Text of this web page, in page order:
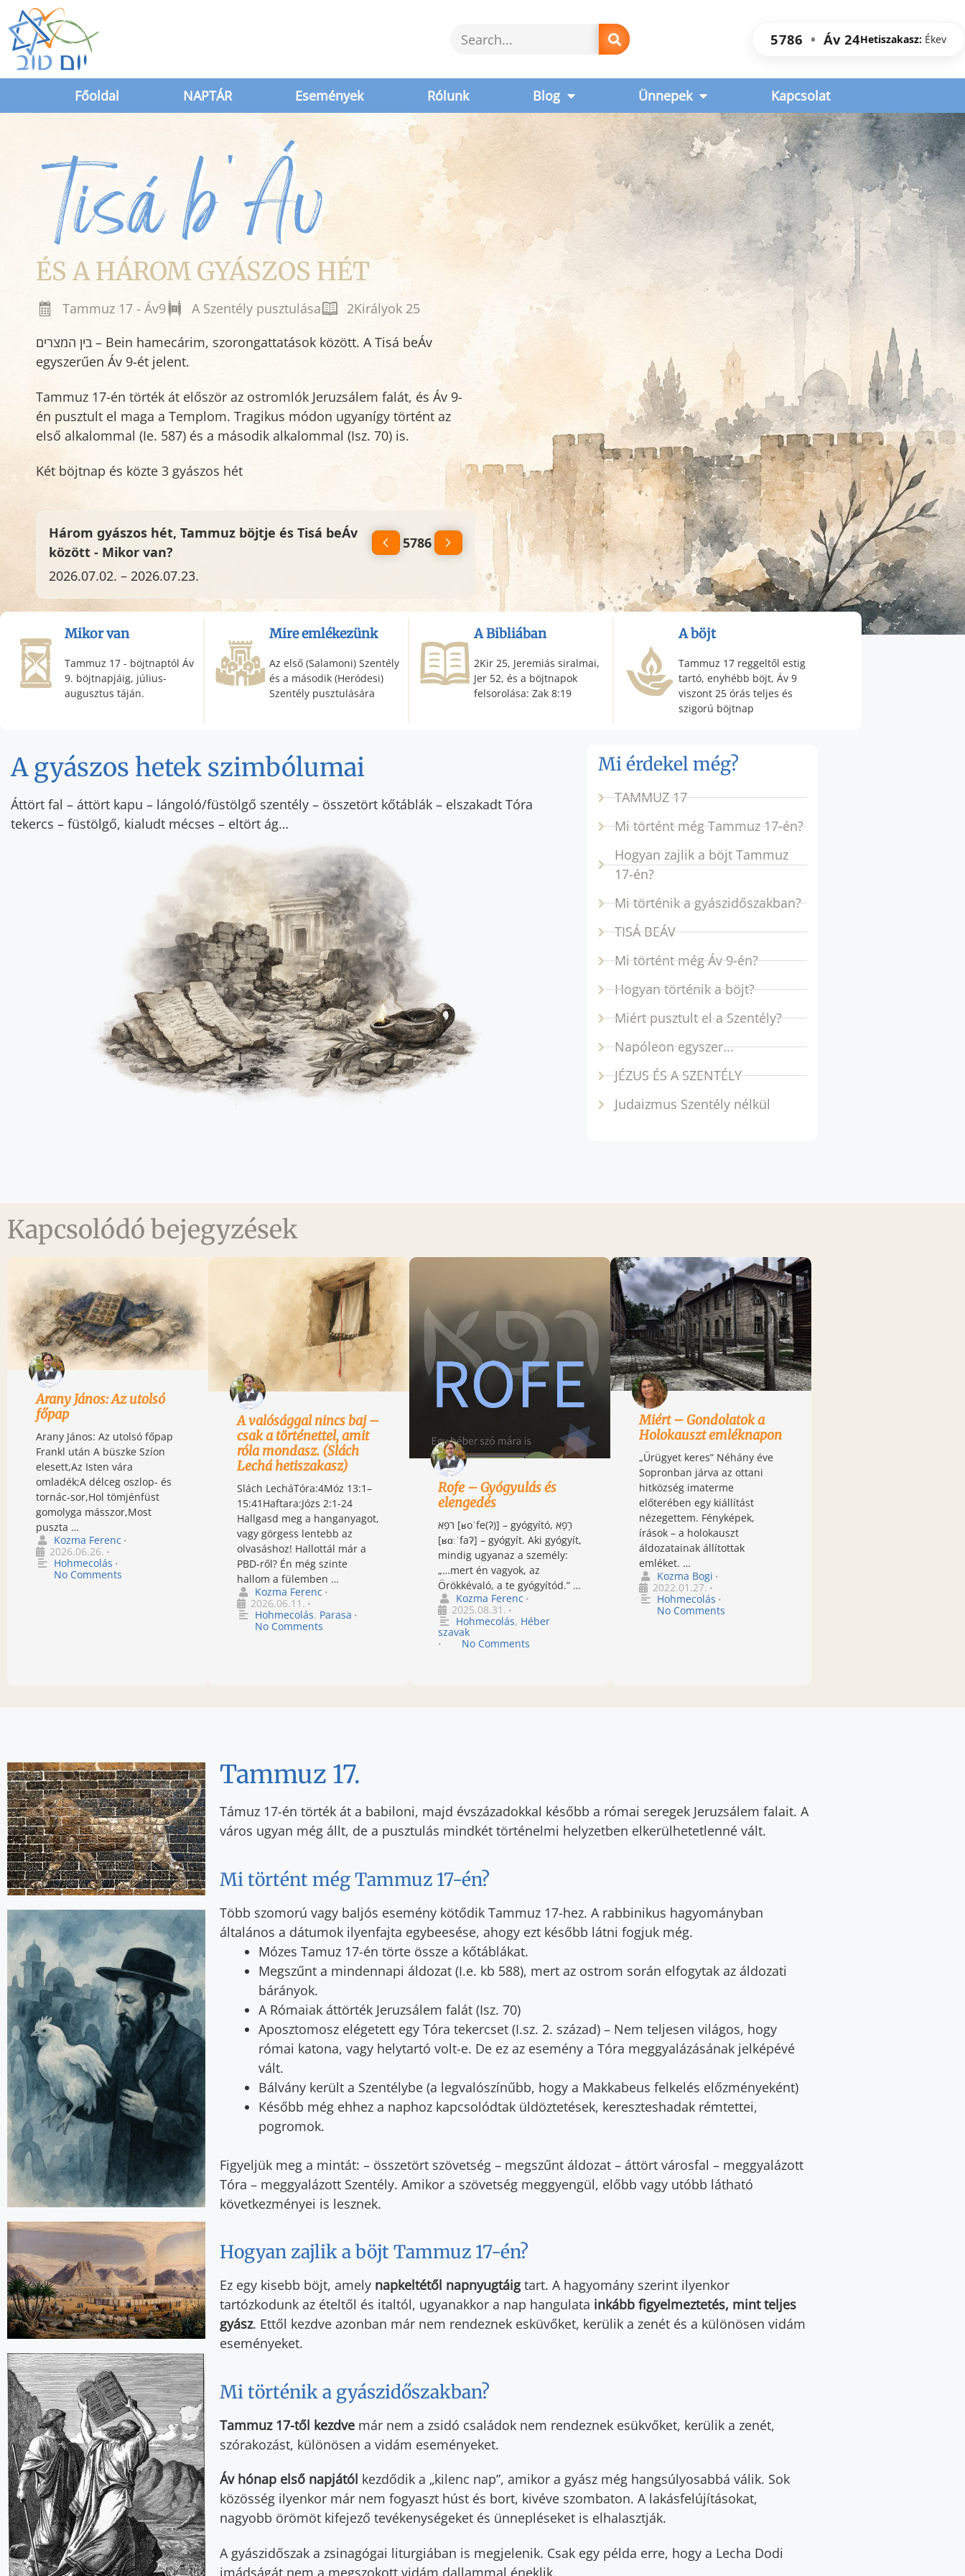
5786 • Áv 24Hetiszakasz: Ékev
Főoldal NAPTÁR Események Rólunk Blog Ünnepek Kapcsolat
Tisá b'Áv
ÉS A HÁROM GYÁSZOS HÉT
Tammuz 17 - Áv9 A Szentély pusztulása
2Királyok 25
בין המצרים – Bein hamecárim, szorongattatások között. A Tisá beÁv
egyszerűen Áv 9-ét jelent.
Tammuz 17-én törték át először az ostromlók Jeruzsálem falát, és Áv 9-
én pusztult el maga a Templom. Tragikus módon ugyanígy történt az
első alkalommal (Ie. 587) és a második alkalommal (Isz. 70) is.
Két böjtnap és közte 3 gyászos hét
Három gyászos hét, Tammuz böjtje és Tisá beÁv
között - Mikor van?
5786
2026.07.02. – 2026.07.23.
Mikor van
Tammuz 17 - böjtnaptól Áv
9. böjtnapjáig, július-
augusztus táján.
Mire emlékezünk
Az első (Salamoni) Szentély
és a második (Heródesi)
Szentély pusztulására
A Bibliában
2Kir 25, Jeremiás siralmai,
Jer 52, és a böjtnapok
felsorolása: Zak 8:19
A böjt
Tammuz 17 reggeltől estig
tartó, enyhébb böjt, Áv 9
viszont 25 órás teljes és
szigorú böjtnap
A gyászos hetek szimbólumai
Áttört fal – áttört kapu – lángoló/füstölgő szentély – összetört kőtáblák – elszakadt Tóra
tekercs – füstölgő, kialudt mécses – eltört ág…
Mi érdekel még?
TAMMUZ 17
Mi történt még Tammuz 17-én?
Hogyan zajlik a böjt Tammuz
17-én?
Mi történik a gyászidőszakban?
TISÁ BEÁV
Mi történt még Áv 9-én?
Hogyan történik a böjt?
Miért pusztult el a Szentély?
Napóleon egyszer...
JÉZUS ÉS A SZENTÉLY
Judaizmus Szentély nélkül
Kapcsolódó bejegyzések
Arany János: Az utolsó
főpap
Arany János: Az utolsó főpap
Frankl után A büszke Szíon
elesett,Az Isten vára
omladék;A délceg oszlop- és
tornác-sor,Hol tömjénfüst
gomolyga másszor,Most
puszta …
Kozma Ferenc •
2026.06.26. •
Hohmecolás •
No Comments
A valósággal nincs baj –
csak a történettel, amit
róla mondasz. (Slách
Lechá hetiszakasz)
Slách LecháTóra:4Móz 13:1–
15:41Haftara:Józs 2:1-24
Hallgasd meg a hanganyagot,
vagy görgess lentebb az
olvasáshoz! Hallottál már a
PBD-ről? Én még szinte
hallom a fülemben …
Kozma Ferenc •
2026.06.11. •
Hohmecolás, Parasa •
No Comments
Rofe – Gyógyulás és
elengedés
רֹפֵא [ʁoˈfe(ʔ)] – gyógyító, רָפָא
[ʁɑːˈfaʔ] – gyógyít. Aki gyógyít,
mindig ugyanaz a személy:
„…mert én vagyok, az
Örökkévaló, a te gyógyítód.” …
Kozma Ferenc •
2025.08.31. •
Hohmecolás, Héber
szavak
• No Comments
Miért – Gondolatok a
Holokauszt emléknapon
„Ürügyet keres” Néhány éve
Sopronban járva az ottani
hitközség imaterme
előterében egy kiállítást
nézegettem. Fényképek,
írások – a holokauszt
áldozatainak állítottak
emléket. …
Kozma Bogi •
2022.01.27. •
Hohmecolás •
No Comments
Tammuz 17.
Támuz 17-én törték át a babiloni, majd évszázadokkal később a római seregek Jeruzsálem falait. A
város ugyan még állt, de a pusztulás mindkét történelmi helyzetben elkerülhetetlenné vált.
Mi történt még Tammuz 17-én?
Több szomorú vagy baljós esemény kötődik Tammuz 17-hez. A rabbinikus hagyományban
általános a dátumok ilyenfajta egybeesése, ahogy ezt később látni fogjuk még.
Mózes Tamuz 17-én törte össze a kőtáblákat.
Megszűnt a mindennapi áldozat (I.e. kb 588), mert az ostrom során elfogytak az áldozati
bárányok.
A Rómaiak áttörték Jeruzsálem falát (Isz. 70)
Aposztomosz elégetett egy Tóra tekercset (I.sz. 2. század) – Nem teljesen világos, hogy
római katona, vagy helytartó volt-e. De ez az esemény a Tóra meggyalázásának jelképévé
vált.
Bálvány került a Szentélybe (a legvalószínűbb, hogy a Makkabeus felkelés előzményeként)
Később még ehhez a naphoz kapcsolódtak üldöztetések, kereszteshadak rémtettei,
pogromok.
Figyeljük meg a mintát: – összetört szövetség – megszűnt áldozat – áttört városfal – meggyalázott
Tóra – meggyalázott Szentély. Amikor a szövetség meggyengül, előbb vagy utóbb látható
következményei is lesznek.
Hogyan zajlik a böjt Tammuz 17-én?
Ez egy kisebb böjt, amely napkeltétől napnyugtáigtart. A hagyomány szerint ilyenkor
tartózkodunk az ételtől és italtól, ugyanakkor a nap hangulata inkább figyelmeztetés, mint teljes
gyász. Ettől kezdve azonban már nem rendeznek esküvőket, kerülik a zenét és a különösen vidám
eseményeket.
Mi történik a gyászidőszakban?
Tammuz 17-től kezdve már nem a zsidó családok nem rendeznek esükvőket, kerülik a zenét,
szórakozást, különösen a vidám eseményeket.
Áv hónap első napjától kezdődik a „kilenc nap”, amikor a gyász még hangsúlyosabbá válik. Sok
közösség ilyenkor már nem fogyaszt húst és bort, kivéve szombaton. A lakásfelújításokat,
nagyobb örömöt kifejező tevékenységeket és ünnepléseket is elhalasztják.
A gyászidőszak a zsinagógai liturgiában is megjelenik. Csak egy példa erre, hogy a Lecha Dodi
imádságát nem a megszokott vidám dallammal éneklik.